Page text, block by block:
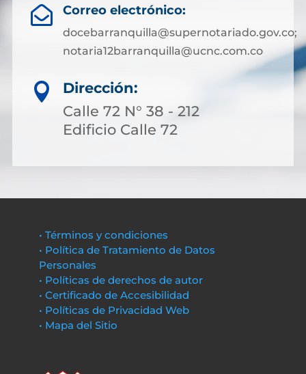
 Correo electrónico:
docebarranquilla@supernotariado.gov.co;
notaria12barranquilla@ucnc.com.co

Dirección:
Calle 72 N° 38 - 212
Edificio Calle 72
• Términos y condiciones
• Política de Tratamiento de Datos
Personales
• Políticas de derechos de autor
• Certificado de Accesibilidad
• Políticas de Privacidad Web
• Mapa del Sitio